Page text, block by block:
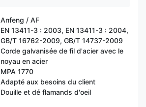
Anfeng / AF
EN 13411-3 : 2003, EN 13411-3 : 2004,
GB/T 16762-2009, GB/T 14737-2009
Corde galvanisée de fil d'acier avec le
noyau en acier
MPA 1770
Adapté aux besoins du client
Douille et dé flamands d'oeil